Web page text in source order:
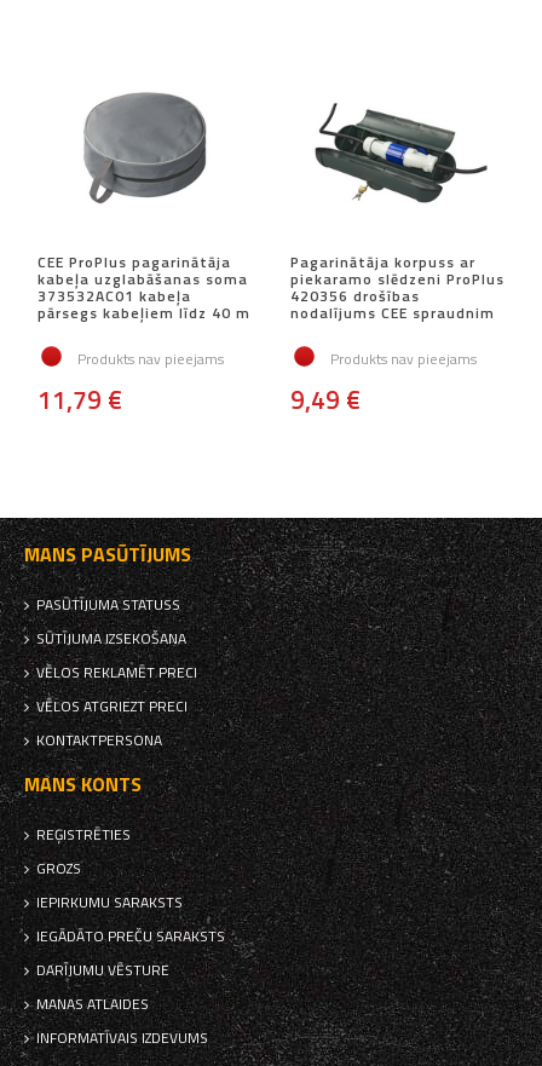
CEE ProPlus pagarinātāja
kabeļa uzglabāšanas soma
373532AC01 kabeļa
pārsegs kabeļiem līdz 40 m
Produkts nav pieejams
11,79 €
Pagarinātāja korpuss ar
piekaramo slēdzeni ProPlus
420356 drošības
nodalījums CEE spraudnim
Produkts nav pieejams
9,49 €
MANS PASŪTĪJUMS
PASŪTĪJUMA STATUSS
SŪTĪJUMA IZSEKOŠANA
VĒLOS REKLAMĒT PRECI
VĒLOS ATGRIEZT PRECI
KONTAKTPERSONA
MANS KONTS
REĢISTRĒTIES
GROZS
IEPIRKUMU SARAKSTS
IEGĀDĀTO PREČU SARAKSTS
DARĪJUMU VĒSTURE
MANAS ATLAIDES
INFORMATĪVAIS IZDEVUMS